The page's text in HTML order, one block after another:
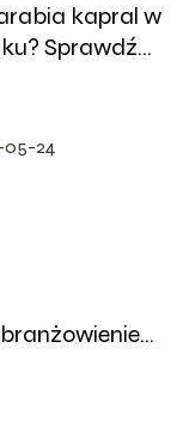
kapral w
Sprawdź
05-24